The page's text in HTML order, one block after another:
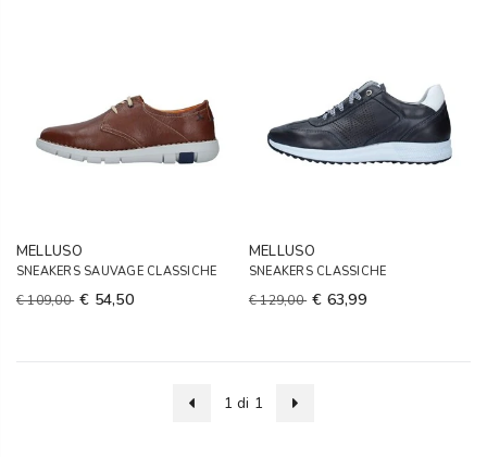
MELLUSO
SNEAKERS SAUVAGE CLASSICHE
€ 109,00 € 54,50
MELLUSO
SNEAKERS CLASSICHE
€ 129,00 € 63,99
1 di 1